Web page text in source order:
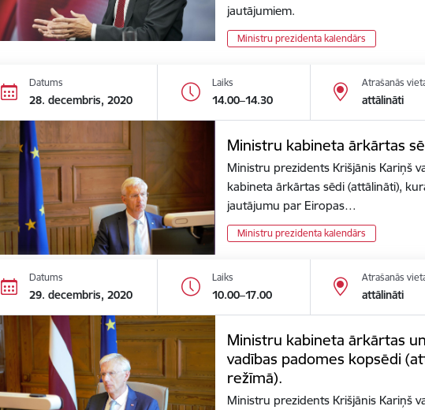
jautājumiem.
Ministru prezidenta kalendārs
Datums
28. decembris, 2020
Laiks
14.00–14.30
Atrašanās
attālināti
Ministru kabineta ārkārtas
Ministru prezidents Krišjānis Kariņš
kabineta ārkārtas sēdi (attālināti),
jautājumu par Eiropas…
Ministru prezidenta kalendārs
Datums
29. decembris, 2020
Laiks
10.00–17.00
Atrašanās
attālināti
Ministru kabineta ārkārtas
vadības padomes kopsēdi
režīmā).
Ministru prezidents Krišjānis Kariņš